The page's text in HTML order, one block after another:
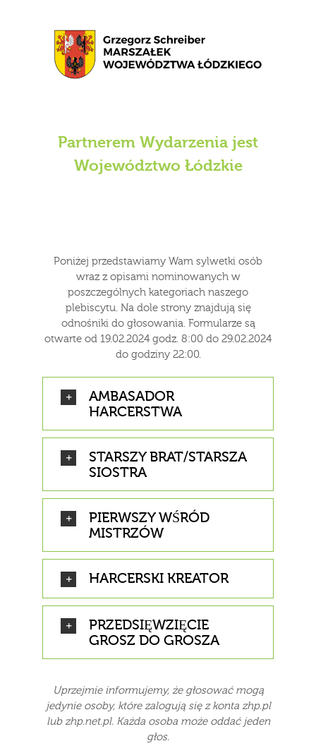
Partnerem Wydarzenia jest
Województwo Łódzkie
Poniżej przedstawiamy Wam sylwetki osób
wraz z opisami nominowanych w
poszczególnych kategoriach naszego
plebiscytu. Na dole strony znajdują się
odnośniki do głosowania. Formularze są
otwarte od 19.02.2024 godz. 8:00 do 29.02.2024
do godziny 22:00.
AMBASADOR
HARCERSTWA
STARSZY BRAT/STARSZA
SIOSTRA
PIERWSZY WŚRÓD
MISTRZÓW
HARCERSKI KREATOR
PRZEDSIĘWZIĘCIE
GROSZ DO GROSZA
Uprzejmie informujemy, że głosować mogą
jedynie osoby, które zalogują się z konta zhp.pl
lub zhp.net.pl. Każda osoba może oddać jeden
głos.